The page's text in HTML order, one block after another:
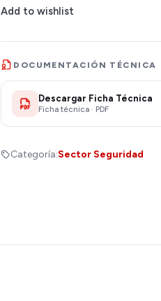
Add to wishlist
DOCUMENTACIÓN TÉCNICA
Descargar Ficha Técnica
Ficha técnica · PDF
Categoría:Sector Seguridad